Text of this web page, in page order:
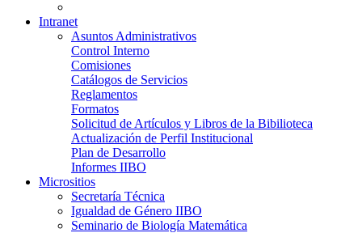
Intranet
Asuntos Administrativos
Control Interno
Comisiones
Catálogos de Servicios
Reglamentos
Formatos
Solicitud de Artículos y Libros de la Bibilioteca
Actualización de Perfil Institucional
Plan de Desarrollo
Informes IIBO
Micrositios
Secretaría Técnica
Igualdad de Género IIBO
Seminario de Biología Matemática